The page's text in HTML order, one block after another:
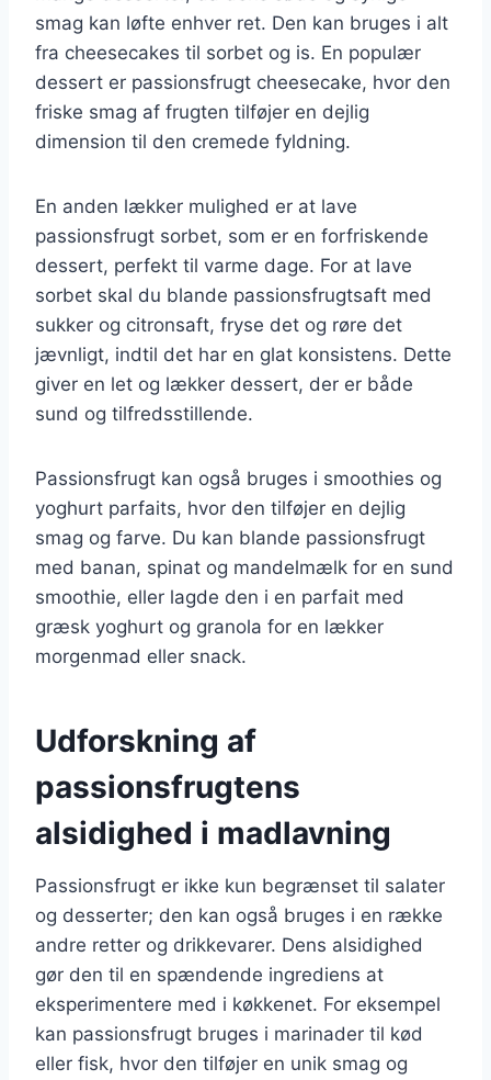
smag kan løfte enhver ret. Den kan bruges i alt
fra cheesecakes til sorbet og is. En populær
dessert er passionsfrugt cheesecake, hvor den
friske smag af frugten tilføjer en dejlig
dimension til den cremede fyldning.
En anden lækker mulighed er at lave
passionsfrugt sorbet, som er en forfriskende
dessert, perfekt til varme dage. For at lave
sorbet skal du blande passionsfrugtsaft med
sukker og citronsaft, fryse det og røre det
jævnligt, indtil det har en glat konsistens. Dette
giver en let og lækker dessert, der er både
sund og tilfredsstillende.
Passionsfrugt kan også bruges i smoothies og
yoghurt parfaits, hvor den tilføjer en dejlig
smag og farve. Du kan blande passionsfrugt
med banan, spinat og mandelmælk for en sund
smoothie, eller lagde den i en parfait med
græsk yoghurt og granola for en lækker
morgenmad eller snack.
Udforskning af
passionsfrugtens
alsidighed i madlavning
Passionsfrugt er ikke kun begrænset til salater
og desserter; den kan også bruges i en række
andre retter og drikkevarer. Dens alsidighed
gør den til en spændende ingrediens at
eksperimentere med i køkkenet. For eksempel
kan passionsfrugt bruges i marinader til kød
eller fisk, hvor den tilføjer en unik smag og